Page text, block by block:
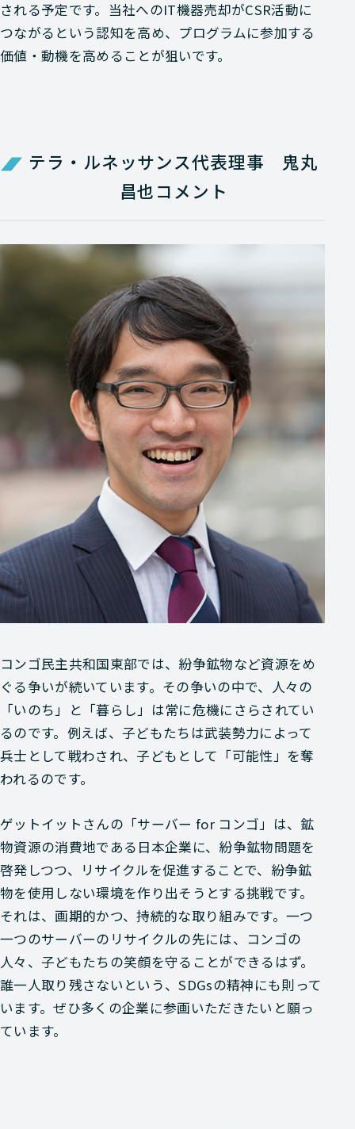
される予定です。当社へのIT機器売却がCSR活動に
つながるという認知を高め、プログラムに参加する
価値・動機を高めることが狙いです。
テラ・ルネッサンス代表理事 鬼丸
昌也コメント
コンゴ民主共和国東部では、紛争鉱物など資源をめ
ぐる争いが続いています。その争いの中で、人々の
「いのち」と「暮らし」は常に危機にさらされてい
るのです。例えば、子どもたちは武装勢力によって
兵士として戦わされ、子どもとして「可能性」を奪
われるのです。
ゲットイットさんの「サーバー for コンゴ」は、鉱
物資源の消費地である日本企業に、紛争鉱物問題を
啓発しつつ、リサイクルを促進することで、紛争鉱
物を使用しない環境を作り出そうとする挑戦です。
それは、画期的かつ、持続的な取り組みです。一つ
一つのサーバーのリサイクルの先には、コンゴの
人々、子どもたちの笑顔を守ることができるはず。
誰一人取り残さないという、SDGsの精神にも則って
います。ぜひ多くの企業に参画いただきたいと願っ
ています。